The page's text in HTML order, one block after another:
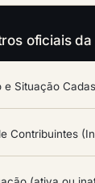
oficiais da
Situação
Contribuintes